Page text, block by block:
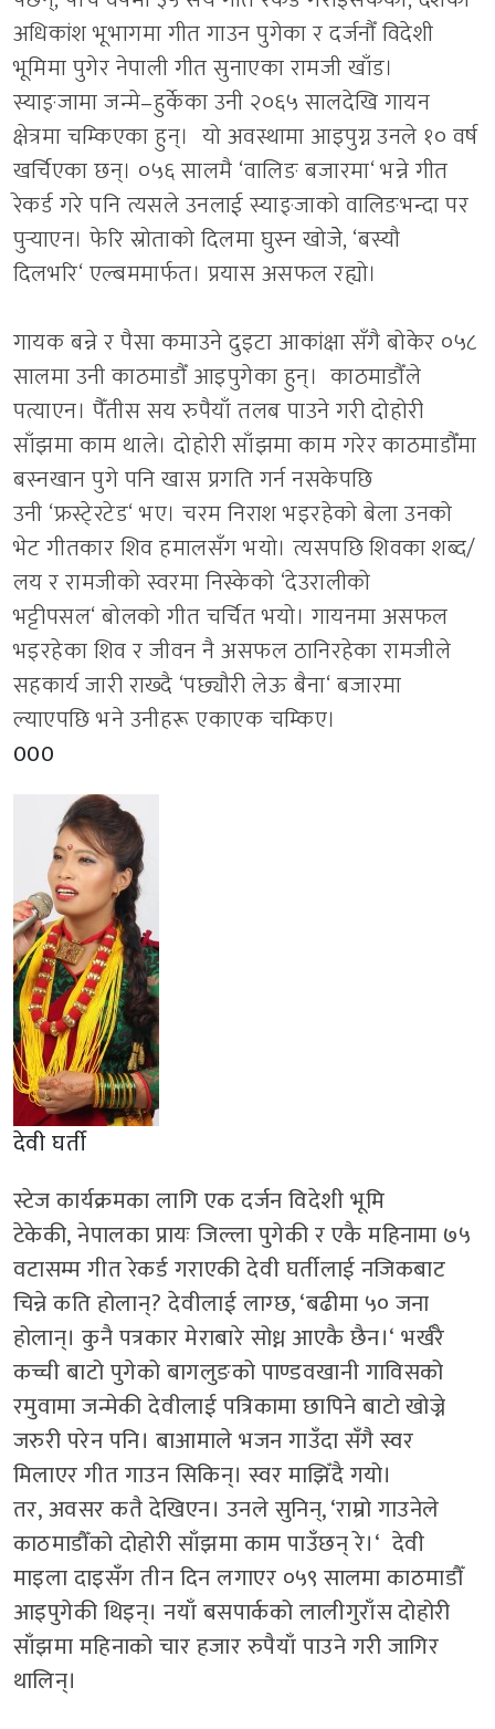
अधिकांश भूभागमा गीत गाउन पुगेका र दर्जनौँ विदेशी
भूमिमा पुगेर नेपाली गीत सुनाएका रामजी खाँड।
स्याङ्जामा जन्मे–हुर्केका उनी २०६५ सालदेखि गायन
क्षेत्रमा चम्किएका हुन्। यो अवस्थामा आइपुग्न उनले १० वर्ष
खर्चिएका छन्। ०५६ सालमै ‘वालिङ बजारमा‘भन्ने गीत
रेकर्ड गरे पनि त्यसले उनलाई स्याङ्जाको वालिङभन्दा पर
पुर्‍याएन। फेरि स्रोताको दिलमा घुस्न खोजेे, ‘बस्यौ
दिलभरि‘एल्बममार्फत। प्रयास असफल रह्यो।
गायक बन्ने र पैसा कमाउने दुइटा आकांक्षा सँगै बोकेर ०५८
सालमा उनी काठमाडौँ आइपुगेका हुन्। काठमाडौँले
पत्याएन। पैँतीस सय रुपैयाँ तलब पाउने गरी दोहोरी
साँझमा काम थाले। दोहोरी साँझमा काम गरेर काठमाडौँमा
बस्नखान पुगे पनि खास प्रगति गर्न नसकेपछि
उनी ‘फ्रस्टे्रटेड‘भए। चरम निराश भइरहेको बेला उनको
भेट गीतकार शिव हमालसँग भयो। त्यसपछि शिवका शब्द/
लय र रामजीको स्वरमा निस्केको ‘देउरालीको
भट्टीपसल‘बोलको गीत चर्चित भयो। गायनमा असफल
भइरहेका शिव र जीवन नै असफल ठानिरहेका रामजीले
सहकार्य जारी राख्दै ‘पछ्यौरी लेऊ बैना‘बजारमा
ल्याएपछि भने उनीहरू एकाएक चम्किए।
000
देवी घर्ती
स्टेज कार्यक्रमका लागि एक दर्जन विदेशी भूमि
टेकेकी,नेपालका प्रायः जिल्ला पुगेकी र एकै महिनामा ७५
वटासम्म गीत रेकर्ड गराएकी देवी घर्तीलाई नजिकबाट
चिन्ने कति होलान्?देवीलाई लाग्छ, ‘बढीमा ५० जना
होलान्। कुनै पत्रकार मेराबारे सोध्न आएकै छैन।‘भर्खरै
कच्ची बाटो पुगेको बागलुङको पाण्डवखानी गाविसको
रमुवामा जन्मेकी देवीलाई पत्रिकामा छापिने बाटो खोज्ने
जरुरी परेन पनि। बाआमाले भजन गाउँदा सँगै स्वर
मिलाएर गीत गाउन सिकिन्। स्वर माझिँदै गयो।
तर,अवसर कतै देखिएन। उनले सुनिन्, ‘राम्रो गाउनेले
काठमाडौँको दोहोरी साँझमा काम पाउँछन् रे।‘ देवी
माइला दाइसँग तीन दिन लगाएर ०५९ सालमा काठमाडौँ
आइपुगेकी थिइन्। नयाँ बसपार्कको लालीगुराँस दोहोरी
साँझमा महिनाको चार हजार रुपैयाँ पाउने गरी जागिर
थालिन्।